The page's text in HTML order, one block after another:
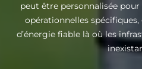
peut être personnalisée
opérationnelles
d’énergie fiable là où les